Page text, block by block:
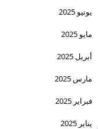
يونيو 2025
مايو 2025
أبريل 2025
مارس 2025
فبراير 2025
يناير 2025